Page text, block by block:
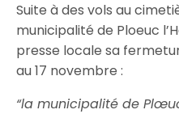
Suite à des vols au
municipalité de Ploeuc
presse locale sa
au 17 novembre :
“la municipalité de